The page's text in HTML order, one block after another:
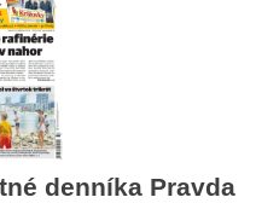
denníka Pravda